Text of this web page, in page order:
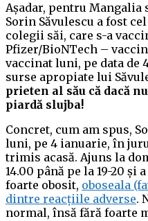
Așadar, pentru Mangalia
Sorin Săvulescu a fost
colegii săi, care s-a
Pfizer/BioNTech –
vaccinat luni, pe data de
surse apropiate lui
prieten al său că dacă
piardă slujba!
Concret, cum am spus,
luni, pe 4 ianuarie, în
trimis acasă. Ajuns la
14.00 până pe la 19-20 și
foarte obosit, oboseala
dintre reacțiile adverse.
normal, însă fără foarte